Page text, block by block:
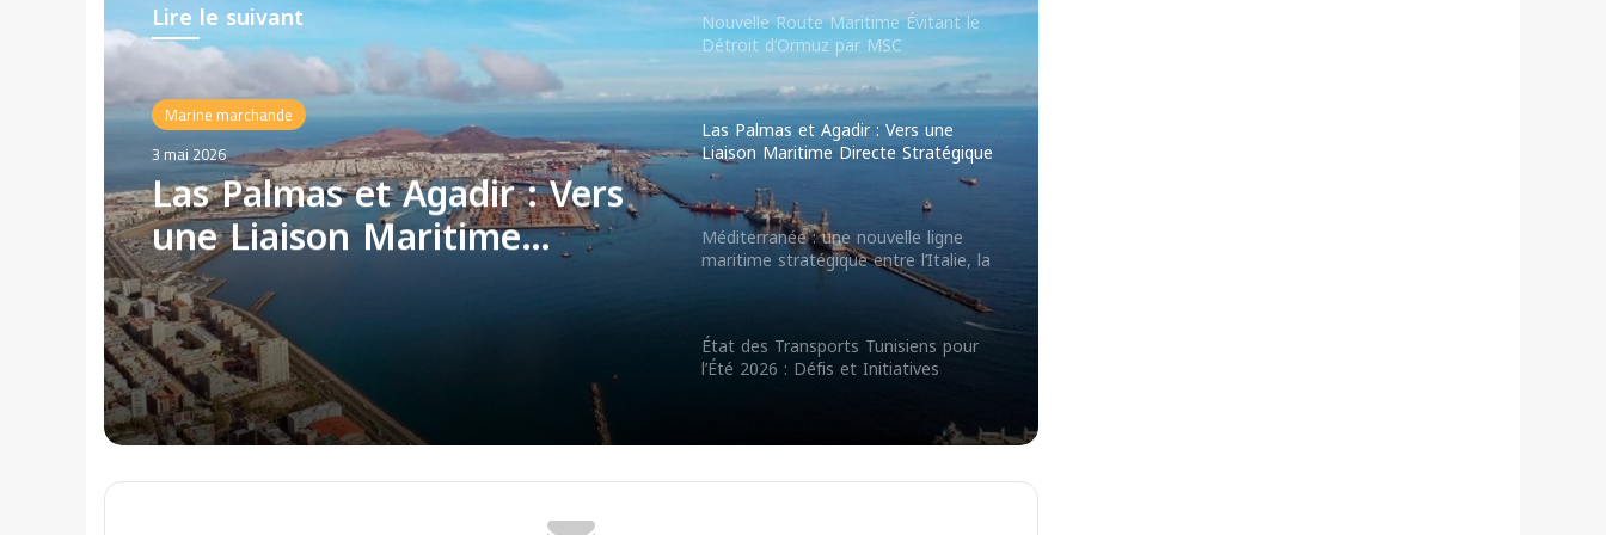
Lire le suivant
Marine marchande
3 mai 2026
Las Palmas et Agadir : Vers
une Liaison Maritime
Directe Stratégique
Nouvelle Route Maritime Évitant le
Détroit d’Ormuz par MSC
Las Palmas et Agadir : Vers une
Liaison Maritime Directe Stratégique
Méditerranée : une nouvelle ligne
maritime stratégique entre l’Italie, la
État des Transports Tunisiens pour
l’Été 2026 : Défis et Initiatives
Reprise des actifs d’Armas par
Baleària : enjeux maritimes avec le